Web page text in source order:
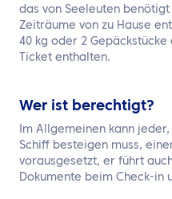
das von Seeleuten
Zeiträume von zu Hause
40 kg oder 2
Ticket enthalten.
Wer ist berechtigt?
Im Allgemeinen kann
Schiff besteigen muss,
vorausgesetzt, er führt
Dokumente beim Check-in